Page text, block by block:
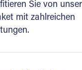
Sie von
mit zahlreichen